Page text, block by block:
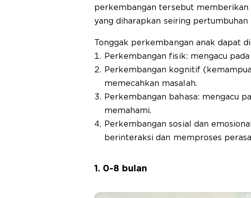
perkembangan tersebut
yang diharapkan seiring pertumbuhan
Tonggak perkembangan anak dapat
Perkembangan fisik: mengacu
Perkembangan kognitif
memecahkan masalah.
Perkembangan bahasa: mengacu
memahami.
Perkembangan sosial dan
berinteraksi dan memproses
1. 0-8 bulan